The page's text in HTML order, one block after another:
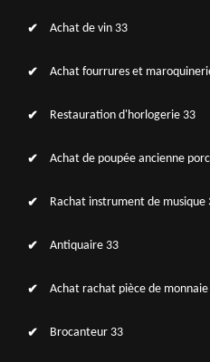
Achat de vin 33
Achat fourrures et
Restauration d'horlogerie 33
Achat de poupée ancienne
Rachat instrument de musique
Antiquaire 33
Achat rachat pièce de monnaie
Brocanteur 33